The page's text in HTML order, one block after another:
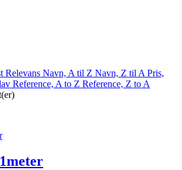
Relevans Navn, A til Z Navn, Z til APris,
Reference, A to Z Reference, Z to A